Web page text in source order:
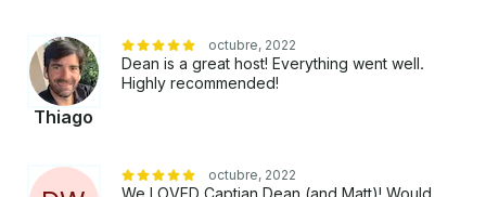
Thiago
octubre, 2022
Dean is a great host! Everything went well.
Highly recommended!
octubre, 2022